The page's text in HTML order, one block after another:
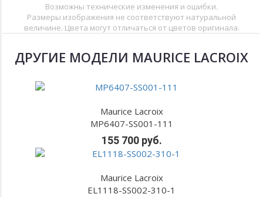
Возможны технические изменения и ошибки.
Размеры изображения не соответствуют натуральной
величине. Цвета могут отличаться от цветов оригинала.
ДРУГИЕ МОДЕЛИ MAURICE LACROIX
Maurice Lacroix
MP6407-SS001-111
155 700 руб.
Maurice Lacroix
EL1118-SS002-310-1